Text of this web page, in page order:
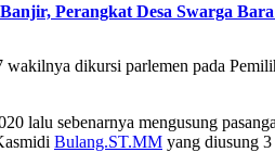
Perangkat Desa Swarga
dikursi parlemen pada
lalu sebenarnya mengusung
Bulang.ST.MM yang diusung 3